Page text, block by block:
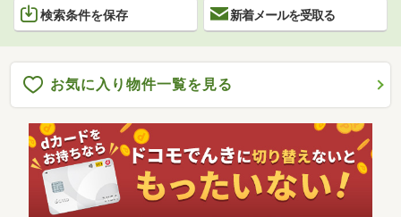
検索条件を保存 新着メールを受取る
お気に入り物件一覧を見る